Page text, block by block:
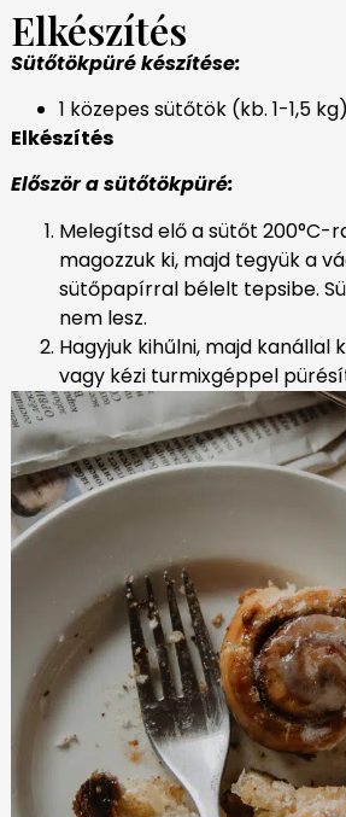
Elkészítés
Sütőtökpüré készítése:
1 közepes sütőtök (kb. 1-1,5 kg)
Elkészítés
Először a sütőtökpüré:
Melegítsd elő a sütőt 200°C-
magozzuk ki, majd tegyük a
sütőpapírral bélelt tepsibe.
nem lesz.
Hagyjuk kihűlni, majd kanállal
vagy kézi turmixgéppel